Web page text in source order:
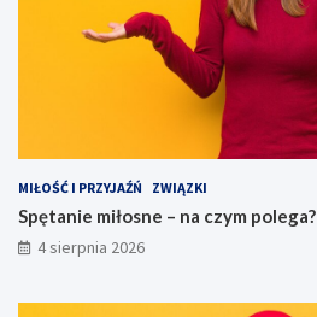
MIŁOŚĆ I PRZYJAŹŃ ZWIĄZKI
Spętanie miłosne – na czym polega?
4 sierpnia 2026